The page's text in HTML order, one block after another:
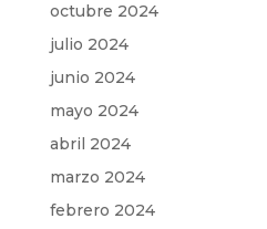
octubre 2024
julio 2024
junio 2024
mayo 2024
abril 2024
marzo 2024
febrero 2024